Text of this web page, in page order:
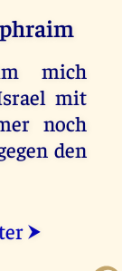
mich
mit
noch
den
⮞